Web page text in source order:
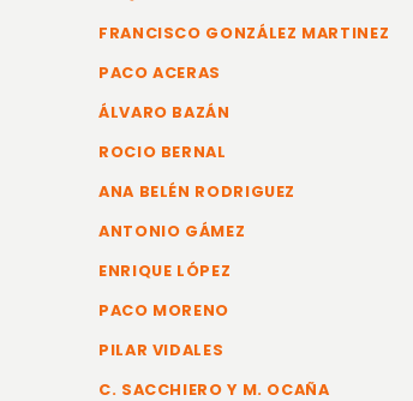
FRANCISCO GONZÁLEZ MARTINEZ
PACO ACERAS
ÁLVARO BAZÁN
ROCIO BERNAL
ANA BELÉN RODRIGUEZ
ANTONIO GÁMEZ
ENRIQUE LÓPEZ
PACO MORENO
PILAR VIDALES
C. SACCHIERO Y M. OCAÑA